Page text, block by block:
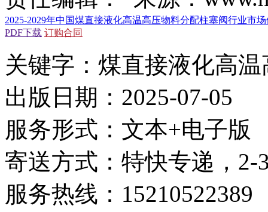
2025-2029年中国煤直接液化高温高压物料分配柱塞阀行业市
PDF下载 订购合同
关键字：煤直接液化高
出版日期：2025-07-05
服务形式：文本+电子版
寄送方式：特快专递，2-
服务热线：15210522389